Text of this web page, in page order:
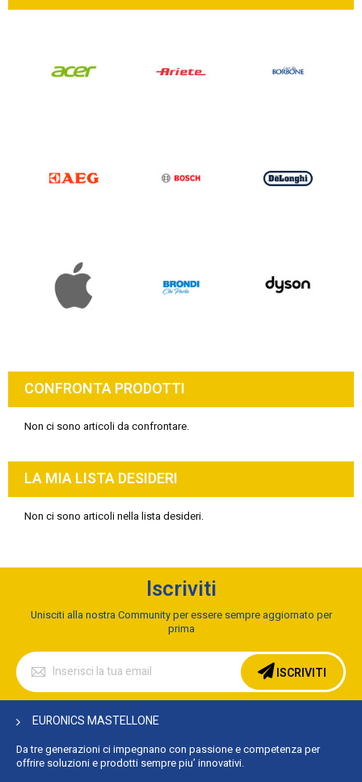
CONFRONTA PRODOTTI
Non ci sono articoli da confrontare.
LA MIA LISTA DESIDERI
Non ci sono articoli nella lista desideri.
Iscriviti
Unisciti alla nostra Community per essere sempre aggiornato per
prima
Iscriviti
alla
nostra
Newsletter:
ISCRIVITI
EURONICS MASTELLONE
Da tre generazioni ci impegnano con passione e competenza per
offrire soluzioni e prodotti sempre piu’ innovativi.